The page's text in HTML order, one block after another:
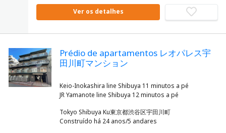
Ver os detalhes
Prédio de apartamentos レオパレス宇
田川町マンション
Keio-Inokashira line Shibuya 11 minutos a pé
Tokyo Shibuya Ku東京都渋谷区宇田川町
Construído há 24 anos/5 andares